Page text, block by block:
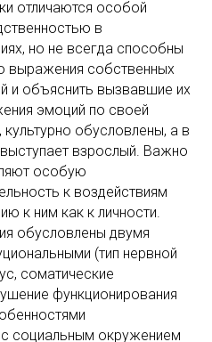
отличаются особой
в
но не всегда способны
выражения собственных
и объяснить вызвавшие их
эмоций по своей
обусловлены, а в
взрослый. Важно
особую
к воздействиям
к ним как к личности.
обусловлены двумя
(тип нервной
соматические
функционирования
социальным окружением